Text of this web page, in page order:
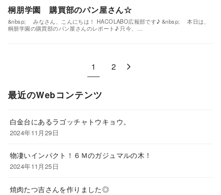
桐朋学園 購買部のパン屋さん☆
&nbsp; みなさん、こんにちは！ HACOLABO広報部です♪ &nbsp; 本日は、
桐朋学園の購買部のパン屋さんのレポート♪ 只今、…
1 2
最近のWebコンテンツ
白金台にあるラゴッチャトウキョウ。
2024年11月29日
物凄いインパクト！６Ｍのガジュマルの木！
2024年11月25日
焼肉たつ吉さんを作りました◎